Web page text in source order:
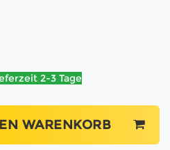
2-3 Tage
WARENKORB